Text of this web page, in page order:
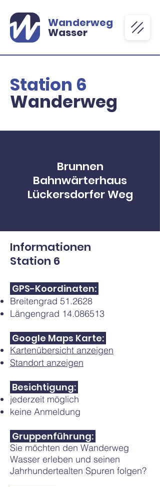
Wanderweg
Wasser
Station 6
Wanderweg
Brunnen
Bahnwärterhaus
Lückersdorfer Weg
Informationen
Station 6
GPS-Koordinaten:
Breitengrad 51.2628
Längengrad 14.086513
Google Maps Karte:
Kartenübersicht anzeigen
Standort anzeigen
Besichtigung:
jederzeit möglich
keine Anmeldung
Gruppenführung:
Sie möchten den Wanderweg
Wasser erleben und seinen
Jahrhundertealten Spuren folgen?